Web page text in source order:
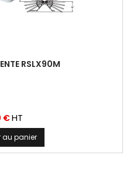
RSLX90M
€HT
au panier